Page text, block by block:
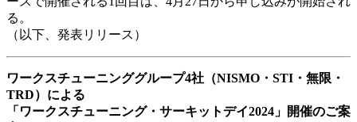
る。
（以下、発表リリース）
ワークスチューニンググループ4社（NISMO・STI・無限・
TRD）による
「ワークスチューニング・サーキットデイ2024」開催のご案